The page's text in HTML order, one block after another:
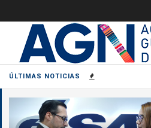
ÚLTIMAS NOTICIAS